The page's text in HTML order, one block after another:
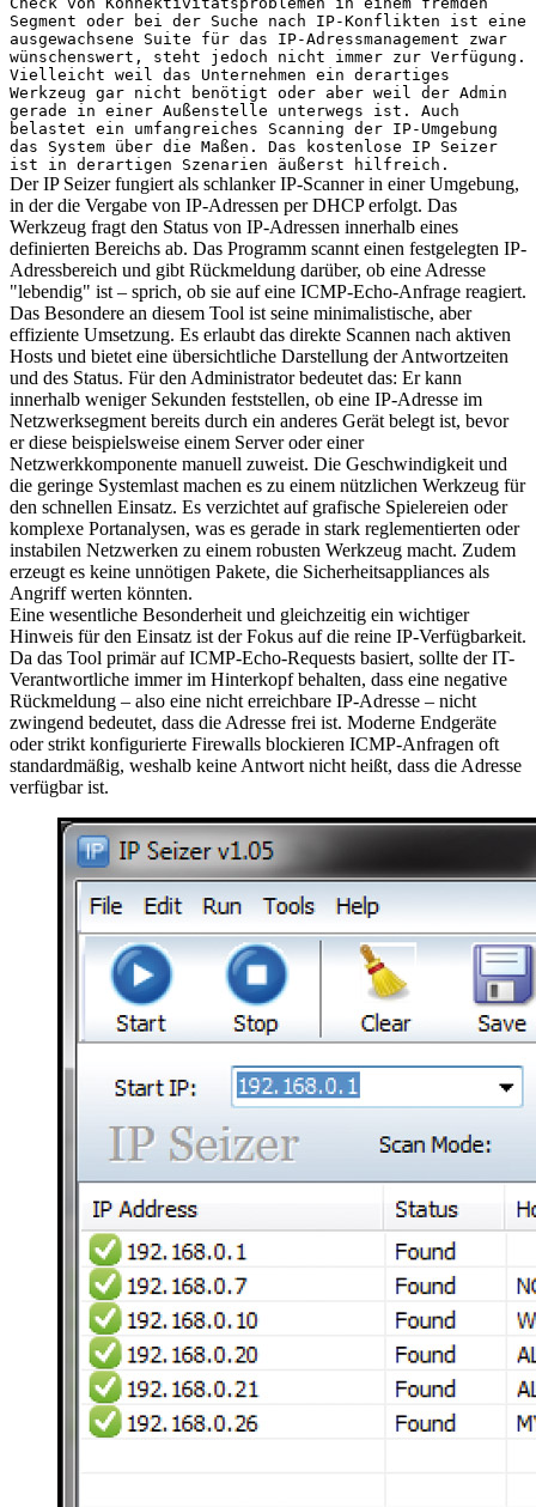
Segment oder bei der Suche nach IP-Konflikten ist eine
ausgewachsene Suite für das IP-Adressmanagement zwar
wünschenswert, steht jedoch nicht immer zur Verfügung.
Vielleicht weil das Unternehmen ein derartiges
Werkzeug gar nicht benötigt oder aber weil der Admin
gerade in einer Außenstelle unterwegs ist. Auch
belastet ein umfangreiches Scanning der IP-Umgebung
das System über die Maßen. Das kostenlose IP Seizer
ist in derartigen Szenarien äußerst hilfreich.
Der IP Seizer fungiert als schlanker IP-Scanner in einer Umgebung,
in der die Vergabe von IP-Adressen per DHCP erfolgt. Das
Werkzeug fragt den Status von IP-Adressen innerhalb eines
definierten Bereichs ab. Das Programm scannt einen festgelegten IP-
Adressbereich und gibt Rückmeldung darüber, ob eine Adresse
"lebendig" ist – sprich, ob sie auf eine ICMP-Echo-Anfrage reagiert.
Das Besondere an diesem Tool ist seine minimalistische, aber
effiziente Umsetzung. Es erlaubt das direkte Scannen nach aktiven
Hosts und bietet eine übersichtliche Darstellung der Antwortzeiten
und des Status. Für den Administrator bedeutet das: Er kann
innerhalb weniger Sekunden feststellen, ob eine IP-Adresse im
Netzwerksegment bereits durch ein anderes Gerät belegt ist, bevor
er diese beispielsweise einem Server oder einer
Netzwerkkomponente manuell zuweist. Die Geschwindigkeit und
die geringe Systemlast machen es zu einem nützlichen Werkzeug für
den schnellen Einsatz. Es verzichtet auf grafische Spielereien oder
komplexe Portanalysen, was es gerade in stark reglementierten oder
instabilen Netzwerken zu einem robusten Werkzeug macht. Zudem
erzeugt es keine unnötigen Pakete, die Sicherheitsappliances als
Angriff werten könnten.
Eine wesentliche Besonderheit und gleichzeitig ein wichtiger
Hinweis für den Einsatz ist der Fokus auf die reine IP-Verfügbarkeit.
Da das Tool primär auf ICMP-Echo-Requests basiert, sollte der IT-
Verantwortliche immer im Hinterkopf behalten, dass eine negative
Rückmeldung – also eine nicht erreichbare IP-Adresse – nicht
zwingend bedeutet, dass die Adresse frei ist. Moderne Endgeräte
oder strikt konfigurierte Firewalls blockieren ICMP-Anfragen oft
standardmäßig, weshalb keine Antwort nicht heißt, dass die Adresse
verfügbar ist.